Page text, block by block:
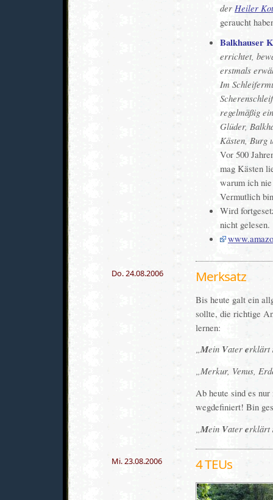
der Heiler
geraucht
Balkhauser
errichtet,
erstmals
Im
regelmäßig
Glüder,
Kästen, Burg
Vor 500
mag Kästen
warum ich
Vermutlich
Wird
nicht gelesen.
Do. 24.08.2006 Merksatz
Bis heute galt ein
sollte, die richtige
lernen:
Mein Vater erklärt
Merkur, Venus,
Ab heute sind es
wegdefiniert! Bin
Mein Vater erklärt
Mi. 23.08.2006 4 TEUs